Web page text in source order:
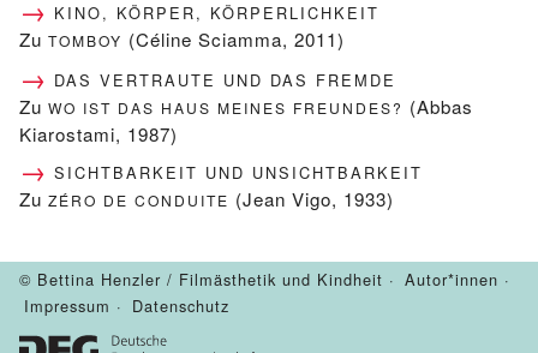
KINO, KÖRPER, KÖRPERLICHKEIT
Zu TOMBOY (Céline Sciamma, 2011)
DAS VERTRAUTE UND DAS FREMDE
Zu WO IST DAS HAUS MEINES FREUNDES? (Abbas
Kiarostami, 1987)
SICHTBARKEIT UND UNSICHTBARKEIT
Zu ZÉRO DE CONDUITE (Jean Vigo, 1933)
© Bettina Henzler / Filmästhetik und Kindheit · Autor*innen ·
Impressum · Datenschutz